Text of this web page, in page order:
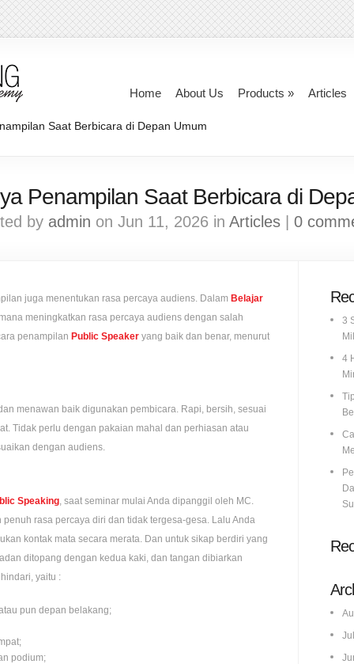
Home About Us Products » Articles
Saat Berbicara di Depan Umum
Penampilan Saat Berbicara di
by admin on Jun 11, 2026 in Articles 0
juga menentukan rasa percaya audiens. Dalam Belajar
meningkatkan rasa percaya audiens dengan salah
penampilan Public Speaker yang baik dan benar, menurut
menawan baik digunakan pembicara. Rapi, bersih, sesuai
Tidak perlu dengan pakaian mahal dan perhiasan atau
dengan audiens.
Speaking, saat seminar mulai Anda dipanggil oleh MC.
rasa percaya diri dan tidak tergesa-gesa. Lalu Anda
kontak mata secara merata. Dan untuk sikap berdiri yang
ditopang dengan kedua kaki, dan tangan dibiarkan
yaitu :
pun depan belakang;
podium;
3
4